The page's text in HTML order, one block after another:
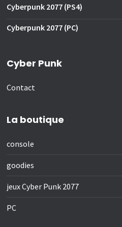
Cyberpunk 2077 (PS4)
Cyberpunk 2077 (PC)
Cyber Punk
Contact
La boutique
console
goodies
jeux Cyber Punk 2077
PC